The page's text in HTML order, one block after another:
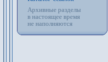
Архивные разделы
в настоящее время
не наполняются